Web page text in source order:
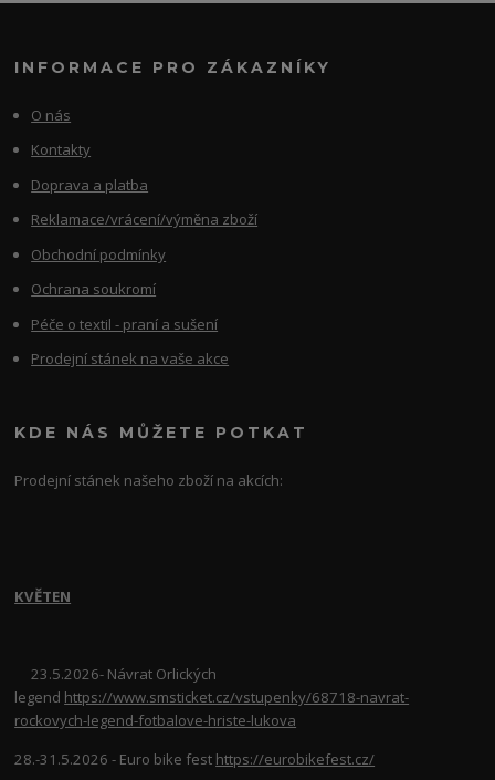
INFORMACE PRO ZÁKAZNÍKY
O nás
Kontakty
Doprava a platba
Reklamace/vrácení/výměna zboží
Obchodní podmínky
Ochrana soukromí
Péče o textil - praní a sušení
Prodejní stánek na vaše akce
KDE NÁS MŮŽETE POTKAT
Prodejní stánek našeho zboží na akcích:
KVĚTEN
23.5.2026- Návrat Orlických
legend https://www.smsticket.cz/vstupenky/68718-navrat-
rockovych-legend-fotbalove-hriste-lukova
28.-31.5.2026 - Euro bike fest https://eurobikefest.cz/